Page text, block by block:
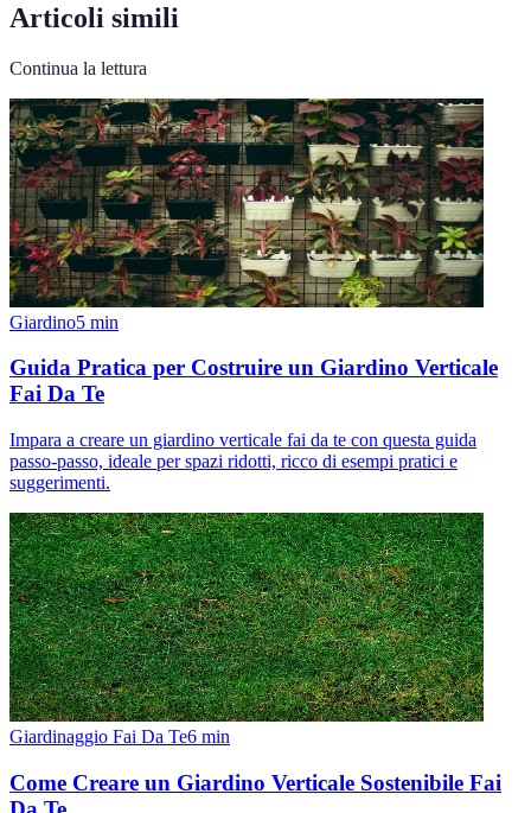
Articoli simili
Continua la lettura
Giardino5 min
Guida Pratica per Costruire un Giardino Verticale
Fai Da Te
Impara a creare un giardino verticale fai da te con questa guida
passo-passo, ideale per spazi ridotti, ricco di esempi pratici e
suggerimenti.
Giardinaggio Fai Da Te6 min
Come Creare un Giardino Verticale Sostenibile Fai